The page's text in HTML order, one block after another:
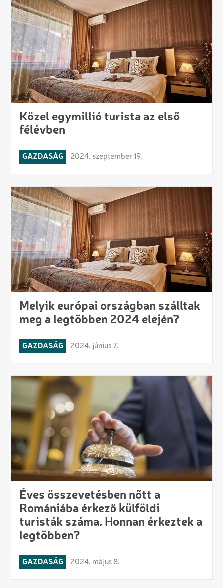
Közel egymillió turista az első
félévben
GAZDASÁG 2024. szeptember 19.
Melyik európai országban szálltak
meg a legtöbben 2024 elején?
GAZDASÁG 2024. június 7.
Éves összevetésben nőtt a
Romániába érkező külföldi
turisták száma. Honnan érkeztek a
legtöbben?
GAZDASÁG 2024. május 8.